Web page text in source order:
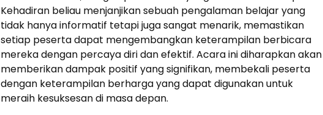
Kehadiran beliau menjanjikan sebuah pengalaman belajar yang
tidak hanya informatif tetapi juga sangat menarik, memastikan
setiap peserta dapat mengembangkan keterampilan berbicara
mereka dengan percaya diri dan efektif. Acara ini diharapkan akan
memberikan dampak positif yang signifikan, membekali peserta
dengan keterampilan berharga yang dapat digunakan untuk
meraih kesuksesan di masa depan.